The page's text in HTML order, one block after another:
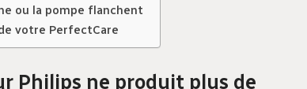
ou la pompe flanchent
votre PerfectCare
Philips ne produit plus de